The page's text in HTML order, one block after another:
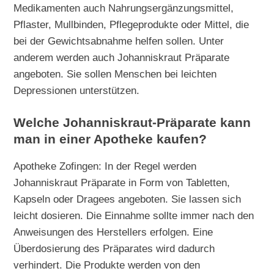
Medikamenten auch Nahrungsergänzungsmittel,
Pflaster, Mullbinden, Pflegeprodukte oder Mittel, die
bei der Gewichtsabnahme helfen sollen. Unter
anderem werden auch Johanniskraut Präparate
angeboten. Sie sollen Menschen bei leichten
Depressionen unterstützen.
Welche Johanniskraut-Präparate kann
man in einer Apotheke kaufen?
Apotheke Zofingen: In der Regel werden
Johanniskraut Präparate in Form von Tabletten,
Kapseln oder Dragees angeboten. Sie lassen sich
leicht dosieren. Die Einnahme sollte immer nach den
Anweisungen des Herstellers erfolgen. Eine
Überdosierung des Präparates wird dadurch
verhindert. Die Produkte werden von den